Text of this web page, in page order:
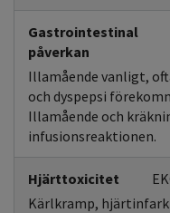
Gastrointestinal
påverkan
Illamående vanligt,
och dyspepsi
Illamående och
infusionsreaktionen.
Hjärttoxicitet
Kärlkramp,